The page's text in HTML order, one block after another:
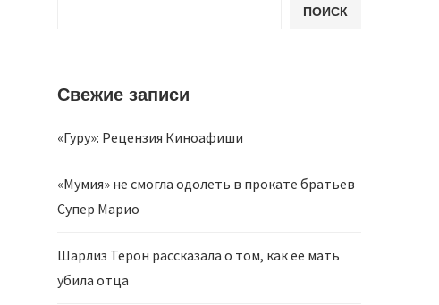
ПОИСК
Свежие записи
«Гуру»: Рецензия Киноафиши
«Мумия» не смогла одолеть в прокате братьев
Супер Марио
Шарлиз Терон рассказала о том, как ее мать
убила отца